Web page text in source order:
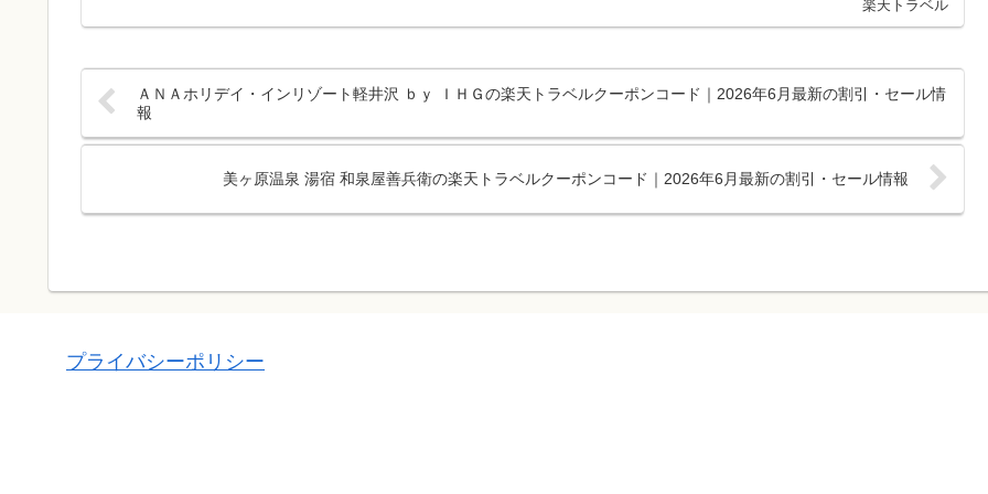
楽天トラベル
ＡＮＡホリデイ・インリゾート軽井沢 ｂｙ ＩＨＧの楽天トラベルクーポンコード｜2026年6月最新の割引・セール情
報
美ヶ原温泉 湯宿 和泉屋善兵衛の楽天トラベルクーポンコード｜2026年6月最新の割引・セール情報
プライバシーポリシー